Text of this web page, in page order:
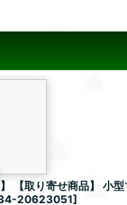
【取り寄せ商品】 小型
20623051]